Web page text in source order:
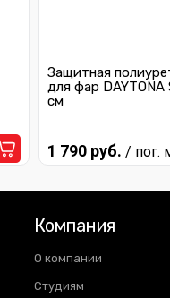
Защитная
для фар
см
1 790 руб. / пог.
Компания
О компании
Студиям